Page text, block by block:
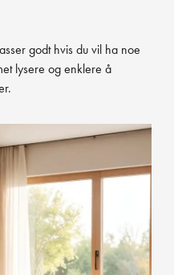
godt hvis du vil ha noe
lysere og enklere å